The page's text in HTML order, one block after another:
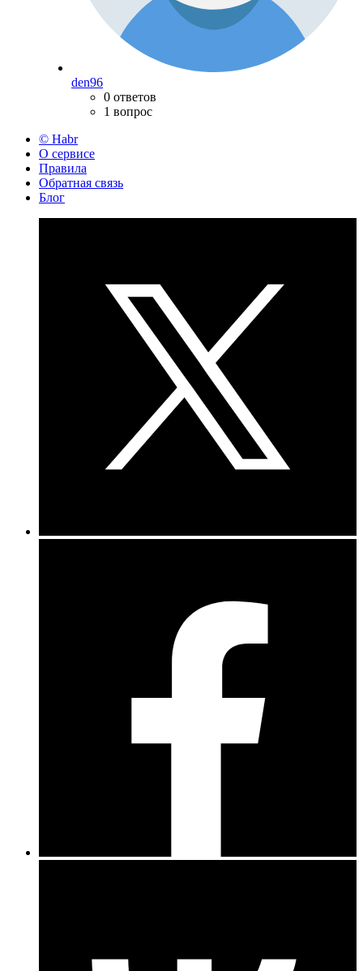
den96
0 ответов
1 вопрос
© Habr
О сервисе
Правила
Обратная связь
Блог